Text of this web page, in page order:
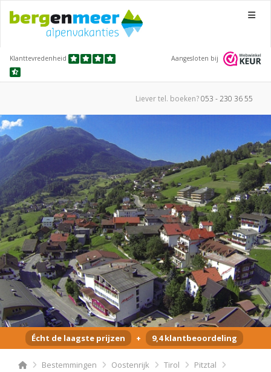
Menu
Klanttevredenheid Aangesloten bij
Liever tel. boeken?053 - 230 36 55
Écht de laagste prijzen + 9,4 klantbeoordeling
Bestemmingen Oostenrijk Tirol
Pitztal